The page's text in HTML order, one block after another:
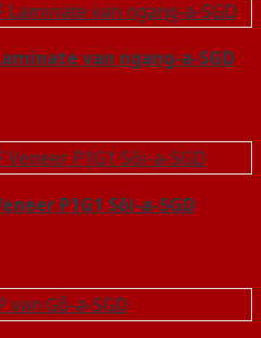
van ngang-a-SGD
P1G1 Sồi-a-SGD